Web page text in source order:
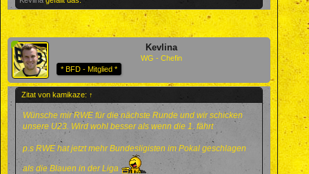
Kevlina
WG - Chefin
* BFD - Mitglied *
Zitat von kamikaze: ↑
Wünsche mir RWE für die nächste Runde und wir schicken
unsere U23. Wird wohl besser als wenn die 1. fährt
p.s RWE hat jetzt mehr Bundesligisten im Pokal geschlagen
als die Blauen in der Liga